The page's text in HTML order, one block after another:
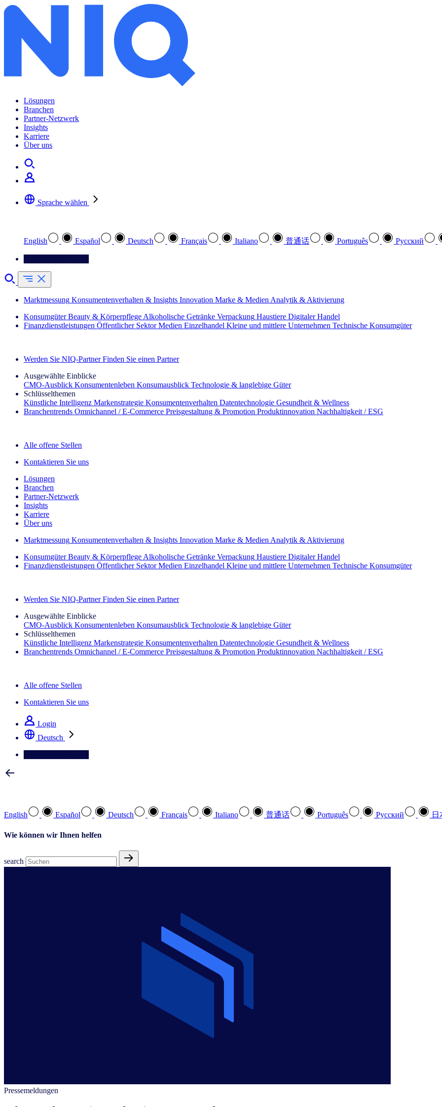
Lösungen
Branchen
Partner-Netzwerk
Insights
Karriere
Über uns
Sprache wählen
English Español Deutsch Français Italiano 普通话 Português Pусский
Marktmessung Konsumentenverhalten & Insights Innovation Marke & Medien Analytik & Aktivierung
Konsumgüter Beauty & Körperpflege Alkoholische Getränke Verpackung Haustiere Digitaler Handel
Finanzdienstleistungen Öffentlicher Sektor Medien Einzelhandel Kleine und mittlere Unternehmen Technische Konsumgüter
Werden Sie NIQ-Partner Finden Sie einen Partner
Ausgewählte Einblicke
CMO‑Ausblick Konsumentenleben Konsumausblick Technologie & langlebige Güter
Schlüsselthemen
Künstliche Intelligenz Markenstrategie Konsumentenverhalten Datentechnologie Gesundheit & Wellness
Branchentrends Omnichannel / E‑Commerce Preisgestaltung & Promotion Produktinnovation Nachhaltigkeit / ESG
Alle offene Stellen
Kontaktieren Sie uns
Lösungen
Branchen
Partner-Netzwerk
Insights
Karriere
Über uns
Marktmessung Konsumentenverhalten & Insights Innovation Marke & Medien Analytik & Aktivierung
Konsumgüter Beauty & Körperpflege Alkoholische Getränke Verpackung Haustiere Digitaler Handel
Finanzdienstleistungen Öffentlicher Sektor Medien Einzelhandel Kleine und mittlere Unternehmen Technische Konsumgüter
Werden Sie NIQ-Partner Finden Sie einen Partner
Ausgewählte Einblicke
CMO‑Ausblick Konsumentenleben Konsumausblick Technologie & langlebige Güter
Schlüsselthemen
Künstliche Intelligenz Markenstrategie Konsumentenverhalten Datentechnologie Gesundheit & Wellness
Branchentrends Omnichannel / E‑Commerce Preisgestaltung & Promotion Produktinnovation Nachhaltigkeit / ESG
Alle offene Stellen
Kontaktieren Sie uns
Login
Deutsch
English Español Deutsch Français Italiano 普通话 Português Pусский 日
Wie können wir Ihnen helfen
search
Pressemeldungen